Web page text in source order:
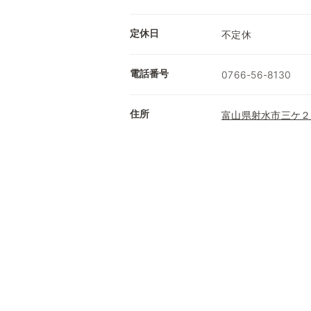
定休日 不定休
電話番号 0766-56-8130
住所 富山県射水市三ケ